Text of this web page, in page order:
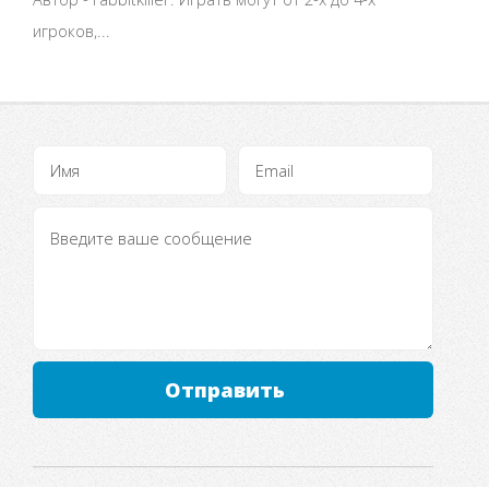
игроков,...
Отправить